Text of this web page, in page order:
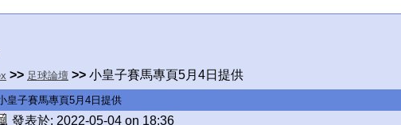
>> 足球論壇 >> 小皇子賽馬專頁5月4日提供
皇子賽馬專頁5月4日提供
發表於: 2022-05-04 on 18:36